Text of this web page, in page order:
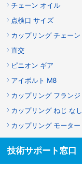
チェーン オイル
点検口 サイズ
カップリング チェーン
直交
ピニオン ギア
アイボルト M8
カップリング フランジ
カップリング ねじ なし
カップリング モーター
技術サポート窓口